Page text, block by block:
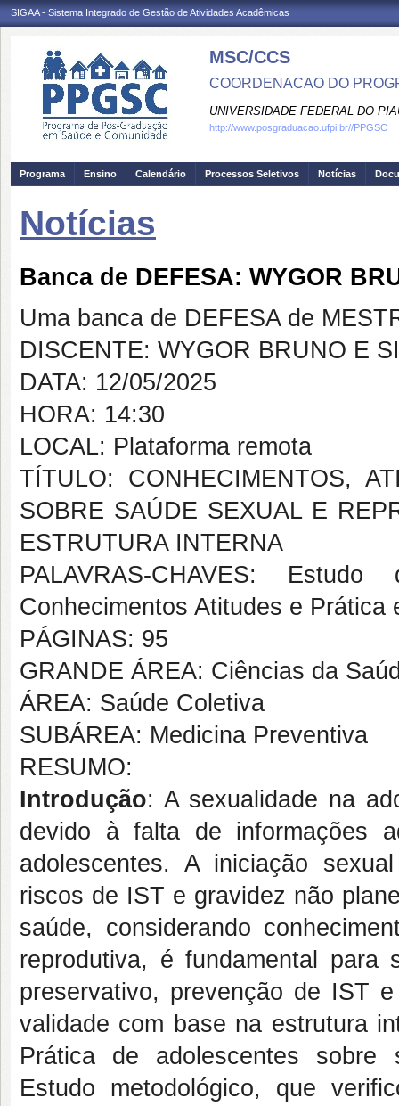
SIGAA - Sistema Integrado de Gestão de Atividades Acadêmicas
MSC/CCS
COORDENACAO DO
UNIVERSIDADE FEDERAL DO
http://www.posgraduacao.ufpi.br//PPGSC
Programa Ensino Calendário Processos Seletivos Notícias
Notícias
Banca de DEFESA: WYGOR
Uma banca de DEFESA de
DISCENTE: WYGOR BRUNO E
DATA: 12/05/2025
HORA: 14:30
LOCAL: Plataforma remota
TÍTULO: CONHECIMENTOS,
SOBRE SAÚDE SEXUAL E
ESTRUTURA INTERNA
PALAVRAS-CHAVES:
Conhecimentos Atitudes e
PÁGINAS: 95
GRANDE ÁREA: Ciências da
ÁREA: Saúde Coletiva
SUBÁREA: Medicina Preventiva
RESUMO:
Introdução: A sexualidade na
devido à falta de informações
adolescentes. A iniciação
riscos de IST e gravidez não
saúde, considerando
reprodutiva, é fundamental
preservativo, prevenção de IST
validade com base na estrutura
Prática de adolescentes
Estudo metodológico, que